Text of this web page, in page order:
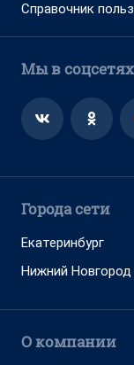
Справочник
Мы в соцсетях
Города сети
Екатеринбург
Нижний Новгород
О компании